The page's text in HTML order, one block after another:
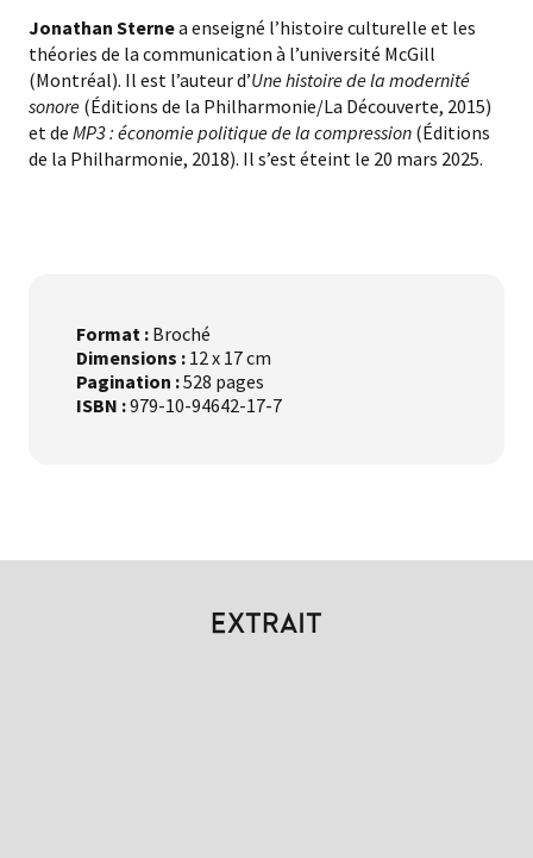
Jonathan Sternea enseigné l’histoire culturelle et les
théories de la communication à l’université McGill
(Montréal). Il est l’auteur d’Une histoire de la modernité
sonore (Éditions de la Philharmonie/La Découverte, 2015)
et de MP3 : économie politique de la compression (Éditions
de la Philharmonie, 2018). Il s’est éteint le 20 mars 2025.
Format : Broché
Dimensions : 12 x 17 cm
Pagination :528 pages
ISBN :979-10-94642-17-7
EXTRAIT